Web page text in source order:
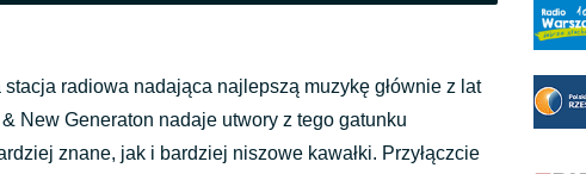
radiowa nadająca najlepszą muzykę głównie z lat
New Generaton nadaje utwory z tego gatunku
znane, jak i bardziej niszowe kawałki. Przyłączcie